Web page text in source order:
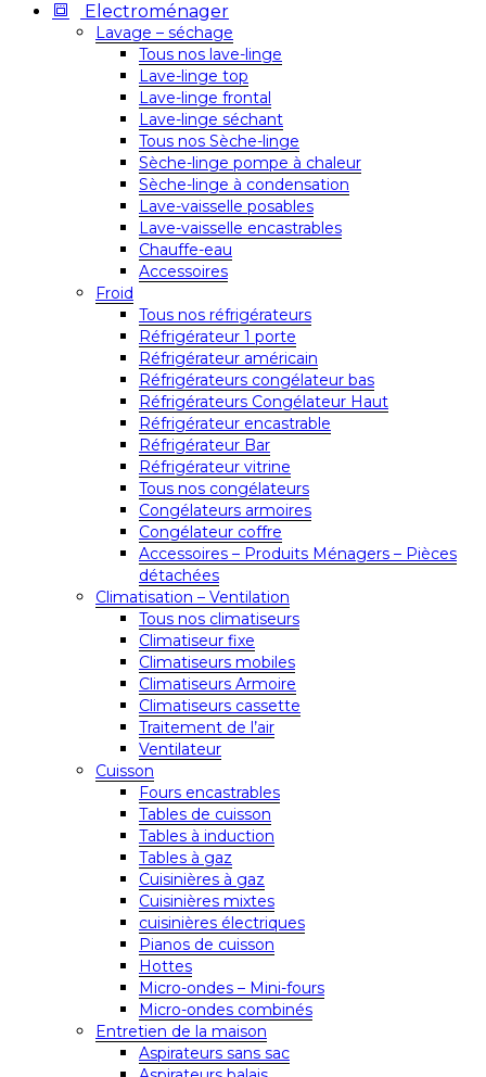
Electroménager
Lavage – séchage
Tous nos lave-linge
Lave-linge top
Lave-linge frontal
Lave-linge séchant
Tous nos Sèche-linge
Sèche-linge pompe à chaleur
Sèche-linge à condensation
Lave-vaisselle posables
Lave-vaisselle encastrables
Chauffe-eau
Accessoires
Froid
Tous nos réfrigérateurs
Réfrigérateur 1 porte
Réfrigérateur américain
Réfrigérateurs congélateur bas
Réfrigérateurs Congélateur Haut
Réfrigérateur encastrable
Réfrigérateur Bar
Réfrigérateur vitrine
Tous nos congélateurs
Congélateurs armoires
Congélateur coffre
Accessoires – Produits Ménagers – Pièces
détachées
Climatisation – Ventilation
Tous nos climatiseurs
Climatiseur fixe
Climatiseurs mobiles
Climatiseurs Armoire
Climatiseurs cassette
Traitement de l’air
Ventilateur
Cuisson
Fours encastrables
Tables de cuisson
Tables à induction
Tables à gaz
Cuisinières à gaz
Cuisinières mixtes
cuisinières électriques
Pianos de cuisson
Hottes
Micro-ondes – Mini-fours
Micro-ondes combinés
Entretien de la maison
Aspirateurs sans sac